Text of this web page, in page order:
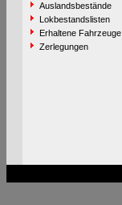
Auslandsbestände
Lokbestandslisten
Erhaltene Fahrzeuge
Zerlegungen